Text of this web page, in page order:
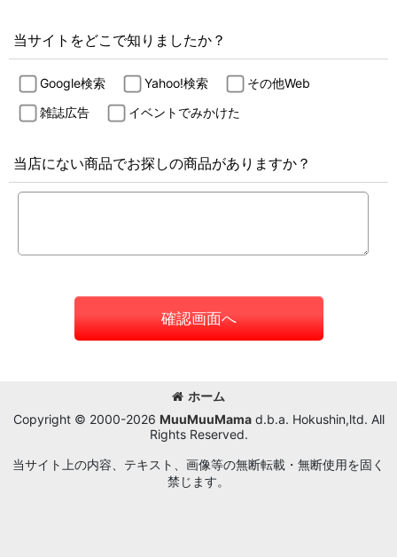
当サイトをどこで知りましたか？
Google検索 Yahoo!検索
その他Web
雑誌広告
イベントでみかけた
当店にない商品でお探しの商品がありますか？
確認画面へ
ホーム
Copyright © 2000-2026 MuuMuuMamad.b.a. Hokushin,ltd. All
Rights Reserved.
当サイト上の内容、テキスト、画像等の無断転載・無断使用を固く
禁じます。